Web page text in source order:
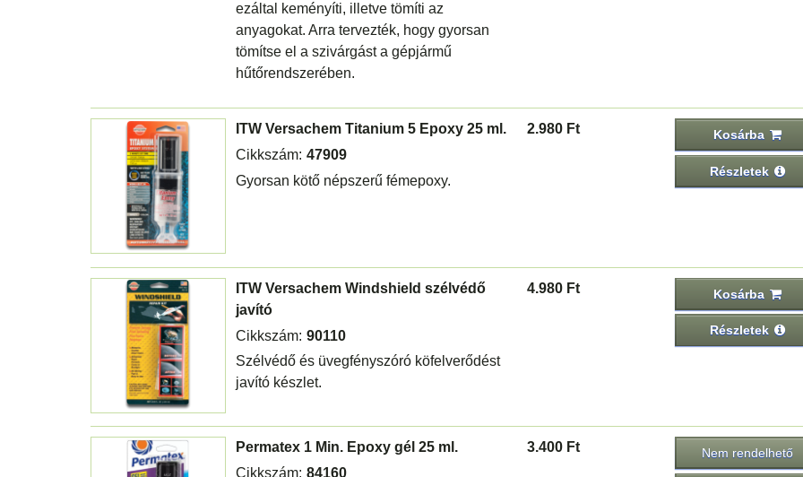
ezáltal keményíti, illetve tömíti az
anyagokat. Arra tervezték, hogy gyorsan
tömítse el a szivárgást a gépjármű
hűtőrendszerében.
ITW Versachem Titanium 5 Epoxy 25 ml.
Cikkszám: 47909
Gyorsan kötő népszerű fémepoxy.
2.980 Ft Kosárba
Részletek
ITW Versachem Windshield szélvédő
javító
Cikkszám: 90110
Szélvédő és üvegfényszóró köfelverődést
javító készlet.
4.980 Ft Kosárba
Részletek
Permatex 1 Min. Epoxy gél 25 ml.
Cikkszám: 84160
3.400 Ft Nem rendelhető